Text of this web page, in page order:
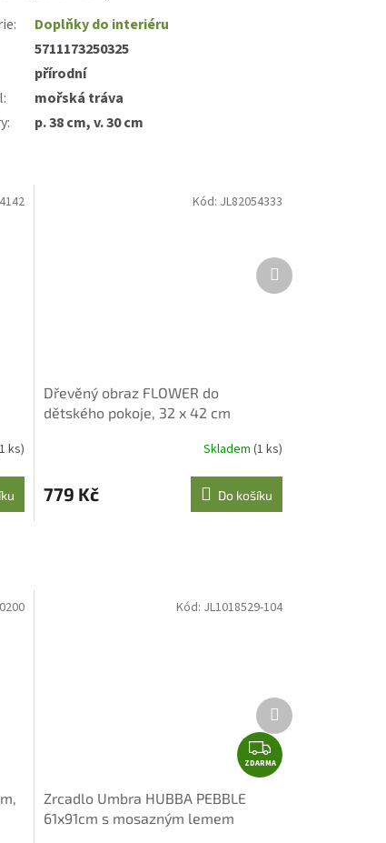
:
Doplňky do interiéru
5711173250325
přírodní
:
mořská tráva
: p. 38 cm, v. 30 cm
ks)
Dřevěný obraz FLOWER do
dětského pokoje, 32 x 42 cm
Skladem (1 ks)
779 Kč Do košíku
Kód: JL82054333
Další
produkt
Z
D
ZDARMA
Zrcadlo Umbra HUBBA PEBBLE
61x91cm s mosazným lemem
Kód: JL1018529-104
Další
produkt